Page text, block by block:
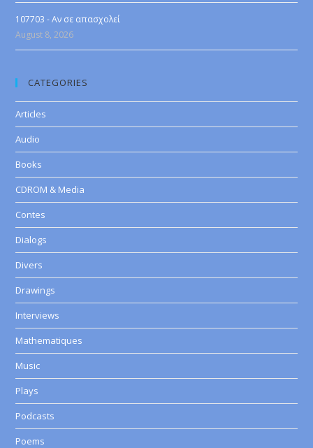
107703 - Αν σε απασχολεί
August 8, 2026
CATEGORIES
Articles
Audio
Books
CDROM & Media
Contes
Dialogs
Divers
Drawings
Interviews
Mathematiques
Music
Plays
Podcasts
Poems